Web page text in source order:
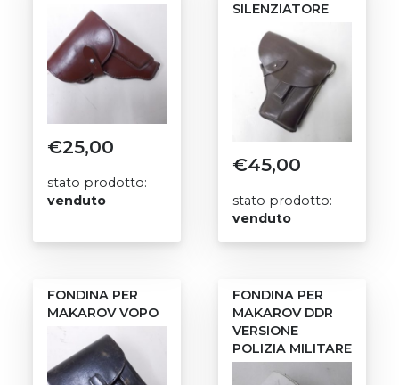
€25,00
stato prodotto:
venduto
SILENZIATORE
€45,00
stato prodotto:
venduto
FONDINA PER
MAKAROV VOPO
FONDINA PER
MAKAROV DDR
VERSIONE
POLIZIA MILITARE